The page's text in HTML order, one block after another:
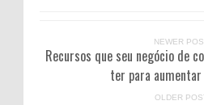
NEWER
Recursos que seu negócio de
ter para aumentar
OLDER